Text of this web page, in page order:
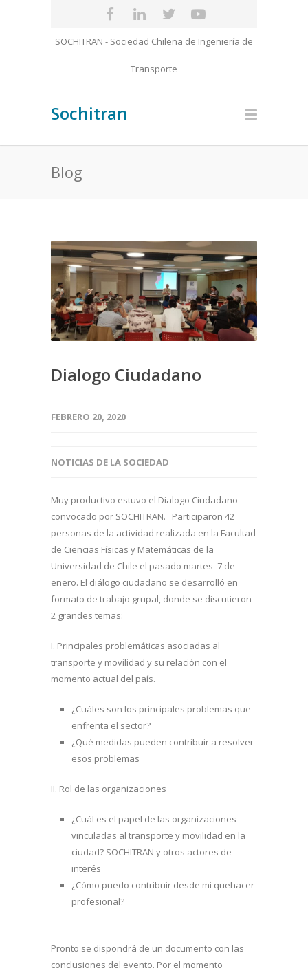
SOCHITRAN - Sociedad Chilena de Ingeniería de
Transporte
Sochitran
Blog
Dialogo Ciudadano
FEBRERO 20, 2020
NOTICIAS DE LA SOCIEDAD
Muy productivo estuvo el Dialogo Ciudadano
convocado por SOCHITRAN. Participaron 42
personas de la actividad realizada en la Facultad
de Ciencias Físicas y Matemáticas de la
Universidad de Chile el pasado martes 7 de
enero. El diálogo ciudadano se desarrolló en
formato de trabajo grupal, donde se discutieron
2 grandes temas:
I. Principales problemáticas asociadas al
transporte y movilidad y su relación con el
momento actual del país.
¿Cuáles son los principales problemas que
enfrenta el sector?
¿Qué medidas pueden contribuir a resolver
esos problemas
II. Rol de las organizaciones
¿Cuál es el papel de las organizaciones
vinculadas al transporte y movilidad en la
ciudad? SOCHITRAN y otros actores de
interés
¿Cómo puedo contribuir desde mi quehacer
profesional?
Pronto se dispondrá de un documento con las
conclusiones del evento. Por el momento